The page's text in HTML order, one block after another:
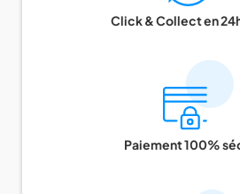
Click & Collect en
Paiement 100%